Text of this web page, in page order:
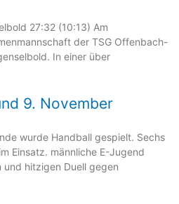
27:32 (10:13) Am
der TSG Offenbach-
In einer über
9. November
wurde Handball gespielt. Sechs
Einsatz. männliche E-Jugend
und hitzigen Duell gegen